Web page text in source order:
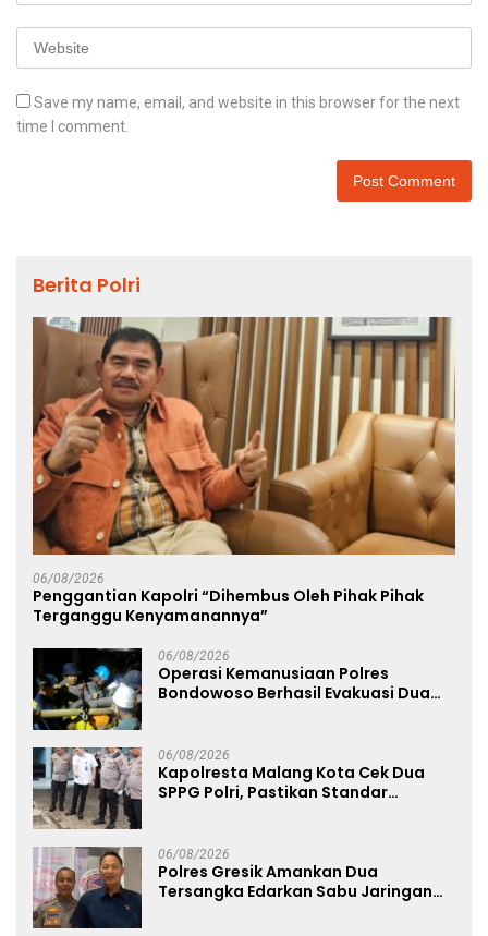
Save my name, email, and website in this browser for the next
time I comment.
Berita Polri
06/08/2026
Penggantian Kapolri “Dihembus Oleh Pihak Pihak
Terganggu Kenyamanannya”
06/08/2026
Operasi Kemanusiaan Polres
Bondowoso Berhasil Evakuasi Dua
06/08/2026
Kapolresta Malang Kota Cek Dua
SPPG Polri, Pastikan Standar
06/08/2026
Polres Gresik Amankan Dua
Tersangka Edarkan Sabu Jaringan